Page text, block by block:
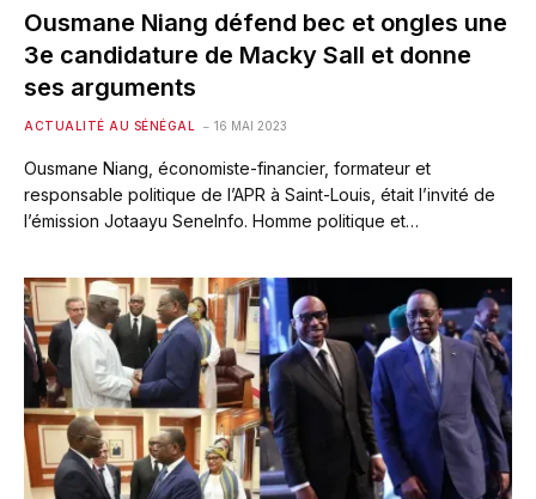
Ousmane Niang défend bec et ongles une
3e candidature de Macky Sall et donne
ses arguments
ACTUALITÉ AU SÉNÉGAL 16 MAI 2023
Ousmane Niang, économiste-financier, formateur et
responsable politique de l’APR à Saint-Louis, était l’invité de
l’émission Jotaayu SeneInfo. Homme politique et…